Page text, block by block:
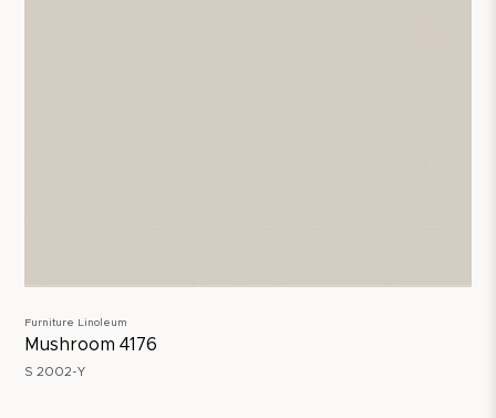
Furniture Linoleum
Mushroom 4176
S 2002-Y